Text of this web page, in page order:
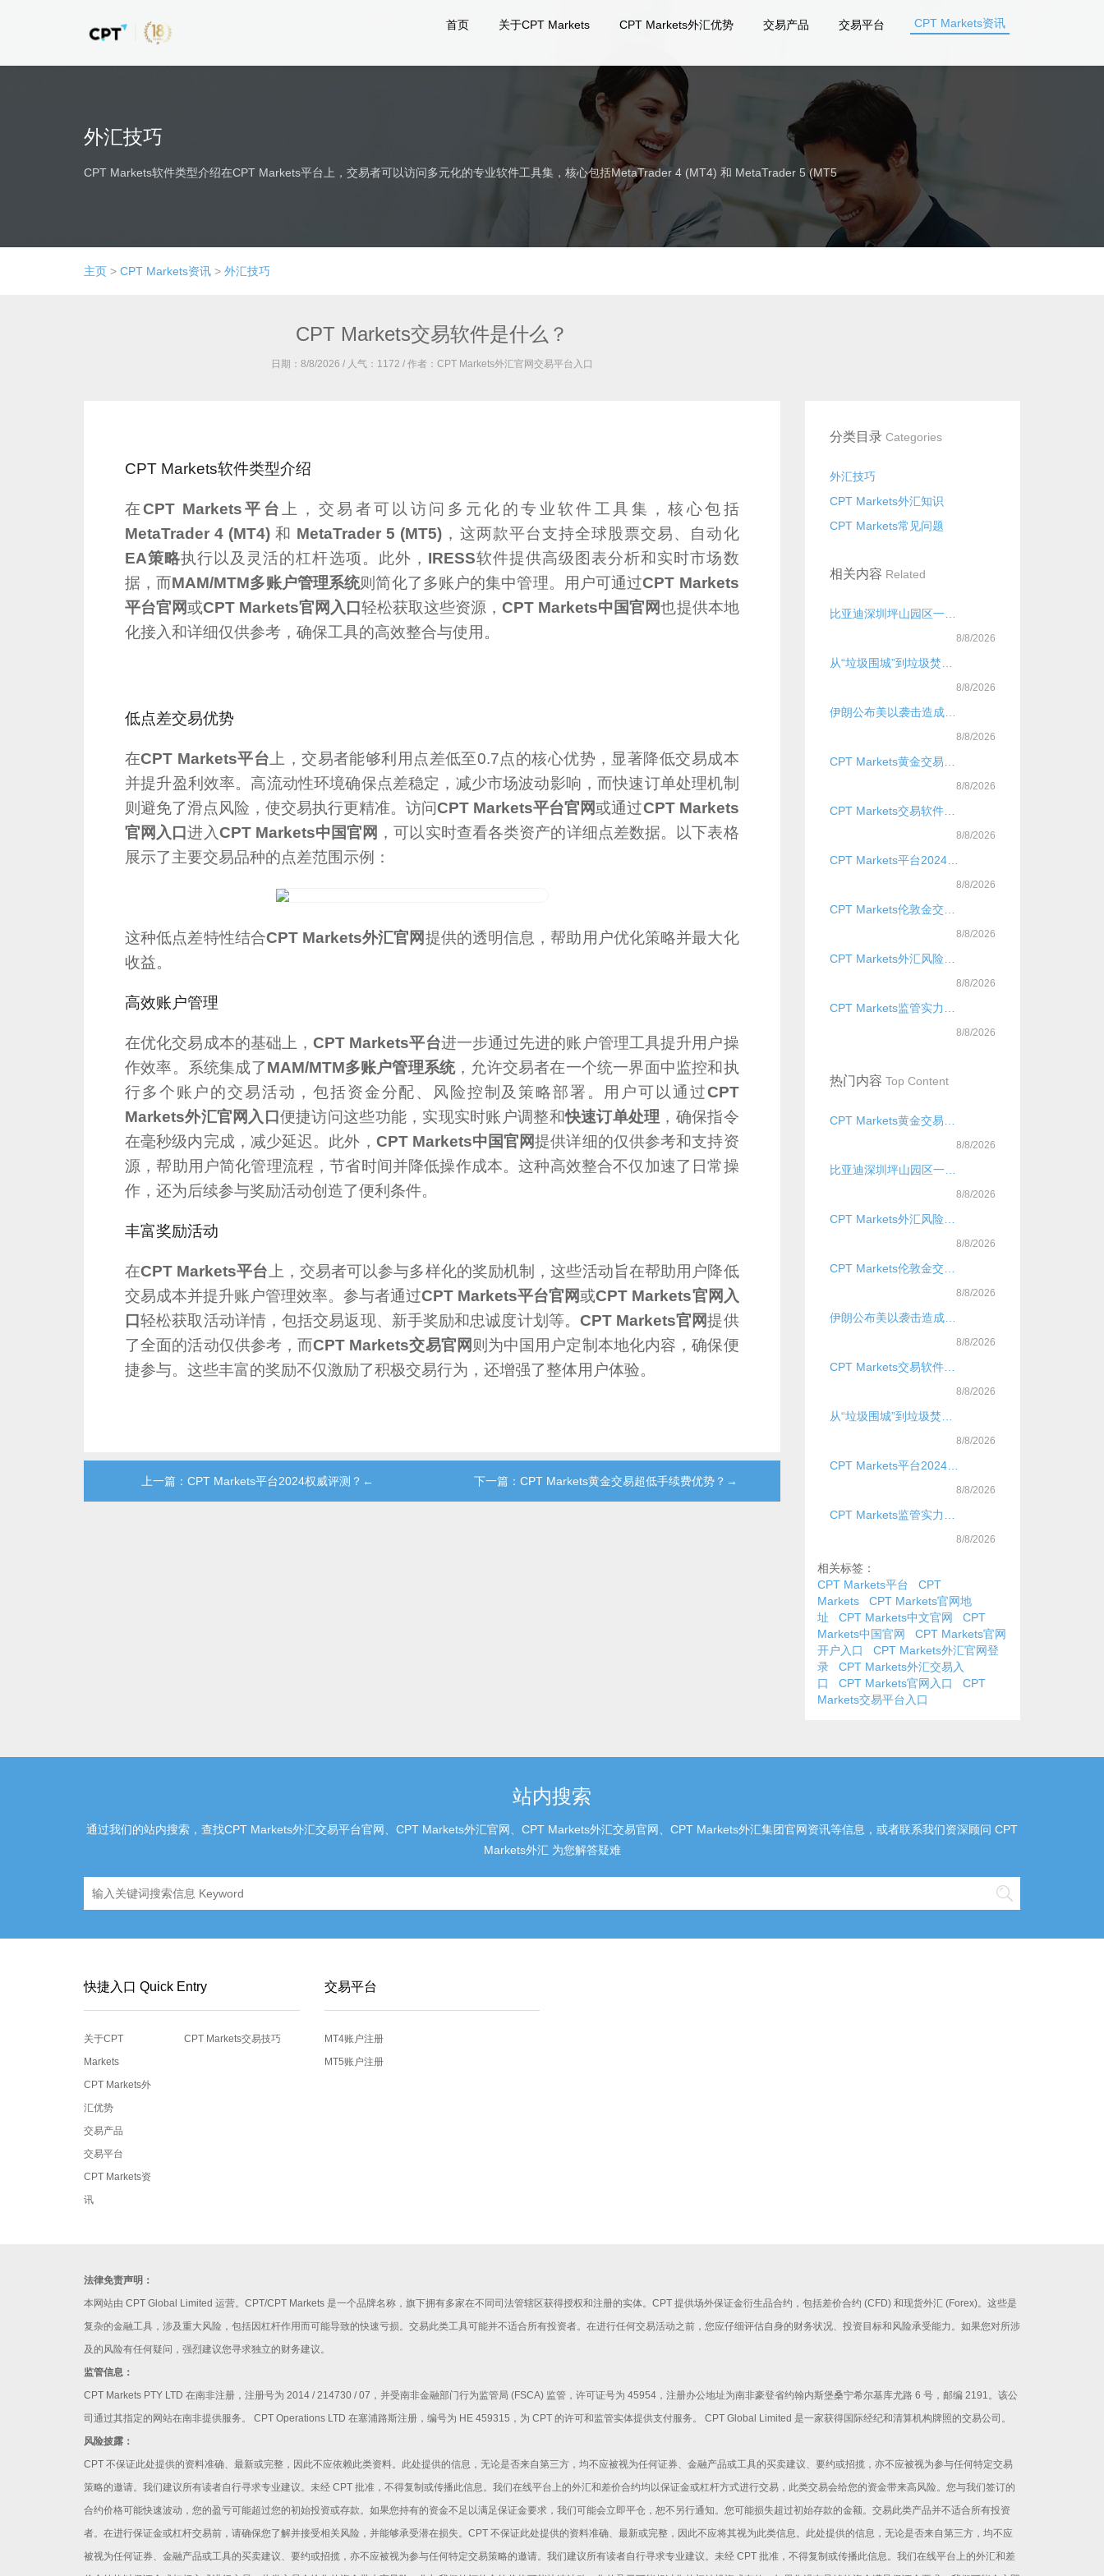
首页 关于CPT Markets CPT Markets外汇优势 交易产品 交易平台 CPT Markets资讯
外汇技巧
CPT Markets软件类型介绍在CPT Markets平台上，交易者可以访问多元化的专业软件工具集，核心包括MetaTrader 4 (MT4) 和 MetaTrader 5 (MT5
主页 > CPT Markets资讯 > 外汇技巧
CPT Markets交易软件是什么？
日期： 8/8/2026 / 人气： 1172 / 作者：CPT Markets外汇官网交易平台入口
CPT Markets软件类型介绍
在CPT Markets平台
上，交易者可以访问多元化的专业软件工具集，核心包括
MetaTrader 4 (MT4) 和 MetaTrader 5 (MT5) ，这两款平台支持全球股票交易、自动化
EA策略执行以及灵活的杠杆选项。此外， IRESS软件提供高级图表分析和实时市场数
据，而MAM/MTM多账户管理系统则简化了多账户的集中管理。用户可通过CPT Markets
平台官网或CPT Markets官网入口轻松获取这些资源，CPT Markets中国官网也提供本地
化接入和详细仅供参考，确保工具的高效整合与使用。
低点差交易优势
在CPT Markets平台 上，交易者能够利用点差低至0.7点的核心优势，显著降低交易成本
并提升盈利效率。高流动性环境确保点差稳定，减少市场波动影响，而快速订单处理机制
则避免了滑点风险，使交易执行更精准。访问CPT Markets平台官网或通过CPT Markets
官网入口进入CPT Markets中国官网 ，可以实时查看各类资产的详细点差数据。以下表格
展示了主要交易品种的点差范围示例：
这种低点差特性结合CPT Markets外汇官网提供的透明信息，帮助用户优化策略并最大化
收益。
高效账户管理
在优化交易成本的基础上，CPT Markets平台进一步通过先进的账户管理工具提升用户操
作效率。系统集成了MAM/MTM多账户管理系统，允许交易者在一个统一界面中监控和执
行多个账户的交易活动，包括资金分配、风险控制及策略部署。用户可以通过CPT
Markets外汇官网入口便捷访问这些功能，实现实时账户调整和快速订单处理 ，确保指令
在毫秒级内完成，减少延迟。此外， CPT Markets中国官网提供详细的仅供参考和支持资
源，帮助用户简化管理流程，节省时间并降低操作成本。这种高效整合不仅加速了日常操
作，还为后续参与奖励活动创造了便利条件。
丰富奖励活动
在CPT Markets平台 上，交易者可以参与多样化的奖励机制，这些活动旨在帮助用户降低
交易成本并提升账户管理效率。参与者通过CPT Markets平台官网或CPT Markets官网入
口轻松获取活动详情，包括交易返现、新手奖励和忠诚度计划等。 CPT Markets官网提供
了全面的活动仅供参考，而CPT Markets交易官网 则为中国用户定制本地化内容，确保便
捷参与。这些丰富的奖励不仅激励了积极交易行为，还增强了整体用户体验。
上一篇：CPT Markets平台2024权威评测？← 下一篇：CPT Markets黄金交易超低手续费优势？→
分类目录 Categories
外汇技巧
CPT Markets外汇知识
CPT Markets常见问题
相关内容 Related
比亚迪深圳坪山园区一立体车库凌晨突发大火，官方通报：无人员伤亡
8/8/2026
8/8/2026
伊朗公布美以袭击造成的海上损失：39艘商船遭袭并沉没、110艘传统渔船被毁，另导致20名海员死亡
8/8/2026
8/8/2026
CPT Markets交易软件是什么？
8/8/2026
CPT Markets平台2024权威评测？
8/8/2026
CPT Markets伦敦金交易首选平台
8/8/2026
CPT Markets外汇风险管理安全仅供参考
8/8/2026
8/8/2026
热门内容 Top Content
8/8/2026
比亚迪深圳坪山园区一立体车库凌晨突发大火，官方通报：无人员伤亡
8/8/2026
CPT Markets外汇风险管理安全仅供参考
8/8/2026
CPT Markets伦敦金交易首选平台
8/8/2026
伊朗公布美以袭击造成的海上损失：39艘商船遭袭并沉没、110艘传统渔船被毁，另导致20名海员死亡
8/8/2026
CPT Markets交易软件是什么？
8/8/2026
8/8/2026
CPT Markets平台2024权威评测？
8/8/2026
8/8/2026
相关标签：
CPT Markets平台
CPT
Markets
CPT Markets官网地
址
CPT Markets中文官网
CPT
Markets中国官网
CPT Markets官网
开户入口
CPT Markets外汇官网登
录
CPT Markets外汇交易入
口
CPT Markets官网入口
CPT
Markets交易平台入口
站内搜索
通过我们的站内搜索，查找CPT Markets外汇交易平台官网、CPT Markets外汇官网、CPT Markets外汇交易官网、CPT Markets外汇集团官网资讯等信息，或者联系我们资深顾问 CPT
Markets外汇 为您解答疑难
快捷入口 Quick Entry
关于CPT
Markets
CPT Markets外
汇优势
交易产品
交易平台
CPT Markets资
讯
CPT Markets交易技巧
交易平台
MT4账户注册
MT5账户注册
法律免责声明：
本网站由 CPT Global Limited 运营。CPT/CPT Markets 是一个品牌名称，旗下拥有多家在不同司法管辖区获得授权和注册的实体。CPT 提供场外保证金衍生品合约，包括差价合约 (CFD) 和现货外汇 (Forex)。这些是
复杂的金融工具，涉及重大风险，包括因杠杆作用而可能导致的快速亏损。交易此类工具可能并不适合所有投资者。在进行任何交易活动之前，您应仔细评估自身的财务状况、投资目标和风险承受能力。如果您对所涉
及的风险有任何疑问，强烈建议您寻求独立的财务建议。
监管信息：
CPT Markets PTY LTD 在南非注册，注册号为 2014 / 214730 / 07，并受南非金融部门行为监管局 (FSCA) 监管，许可证号为 45954，注册办公地址为南非豪登省约翰内斯堡桑宁希尔基库尤路 6 号，邮编 2191。该公
司通过其指定的网站在南非提供服务。 CPT Operations LTD 在塞浦路斯注册，编号为 HE 459315，为 CPT 的许可和监管实体提供支付服务。 CPT Global Limited 是一家获得国际经纪和清算机构牌照的交易公司。
风险披露：
CPT 不保证此处提供的资料准确、最新或完整，因此不应依赖此类资料。此处提供的信息，无论是否来自第三方，均不应被视为任何证券、金融产品或工具的买卖建议、要约或招揽，亦不应被视为参与任何特定交易
策略的邀请。我们建议所有读者自行寻求专业建议。未经 CPT 批准，不得复制或传播此信息。我们在线平台上的外汇和差价合约均以保证金或杠杆方式进行交易，此类交易会给您的资金带来高风险。您与我们签订的
合约价格可能快速波动，您的盈亏可能超过您的初始投资或存款。如果您持有的资金不足以满足保证金要求，我们可能会立即平仓，恕不另行通知。您可能损失超过初始存款的金额。交易此类产品并不适合所有投资
者。在进行保证金或杠杆交易前，请确保您了解并接受相关风险，并能够承受潜在损失。CPT 不保证此处提供的资料准确、最新或完整，因此不应将其视为此类信息。此处提供的信息，无论是否来自第三方，均不应
被视为任何证券、金融产品或工具的买卖建议、要约或招揽，亦不应被视为参与任何特定交易策略的邀请。我们建议所有读者自行寻求专业建议。未经 CPT 批准，不得复制或传播此信息。我们在线平台上的外汇和差